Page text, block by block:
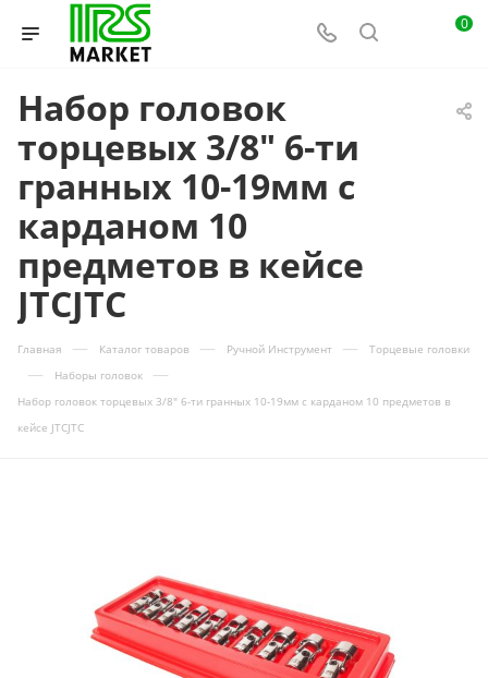
0
Набор головок
торцевых 3/8" 6-ти
гранных 10-19мм с
карданом 10
предметов в кейсе
JTCJTC
Главная — Каталог товаров — Ручной Инструмент — Торцевые головки
— Наборы головок —
Набор головок торцевых 3/8" 6-ти гранных 10-19мм с карданом 10 предметов в
кейсе JTCJTC